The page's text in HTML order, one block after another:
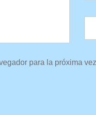
para la próxima